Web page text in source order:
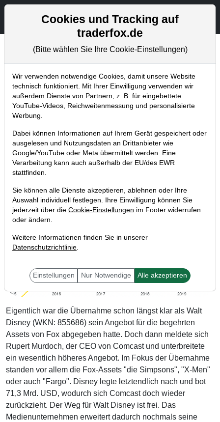
Aktien- und Artikelsuche
Chartanalysen
Home Blog Chartanalysen
Chartanalyse Walt Disney: Comcast
gibt auf – Walt Disney gewinnt Rennen
um Fox!
24.07.2018 um 10:23 Uhr | P. Uhlschmied
Eigentlich war die Übernahme schon längst klar als Walt
Disney (WKN: 855686) sein Angebot für die begehrten
Assets von Fox abgegeben hatte. Doch dann meldete sich
Rupert Murdoch, der CEO von Comcast und unterbreitete
ein wesentlich höheres Angebot. Im Fokus der Übernahme
standen vor allem die Fox-Assets "die Simpsons", "X-Men"
oder auch "Fargo". Disney legte letztendlich nach und bot
71,3 Mrd. USD, wodurch sich Comcast doch wieder
zurückzieht. Der Weg für Walt Disney ist frei. Das
Medienunternehmen erweitert dadurch nochmals seine
Cookies und Tracking auf
traderfox.de
(Bitte wählen Sie Ihre Cookie-Einstellungen)
Wir verwenden notwendige Cookies, damit unsere Website
technisch funktioniert. Mit Ihrer Einwilligung verwenden wir
außerdem Dienste von Partnern, z. B. für eingebettete
YouTube-Videos, Reichweitenmessung und personalisierte
Werbung.
Dabei können Informationen auf Ihrem Gerät gespeichert oder
ausgelesen und Nutzungsdaten an Drittanbieter wie
Google/YouTube oder Meta übermittelt werden. Eine
Verarbeitung kann auch außerhalb der EU/des EWR
stattfinden.
Sie können alle Dienste akzeptieren, ablehnen oder Ihre
Auswahl individuell festlegen. Ihre Einwilligung können Sie
jederzeit über die Cookie-Einstellungen im Footer widerrufen
oder ändern.
Weitere Informationen finden Sie in unserer
Datenschutzrichtlinie.
Einstellungen Nur Notwendige Alle akzeptieren